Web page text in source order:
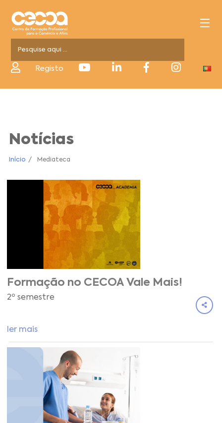
Registo
Notícias
Início Mediateca
Formação no CECOA Vale Mais!
2º semestre
ler mais